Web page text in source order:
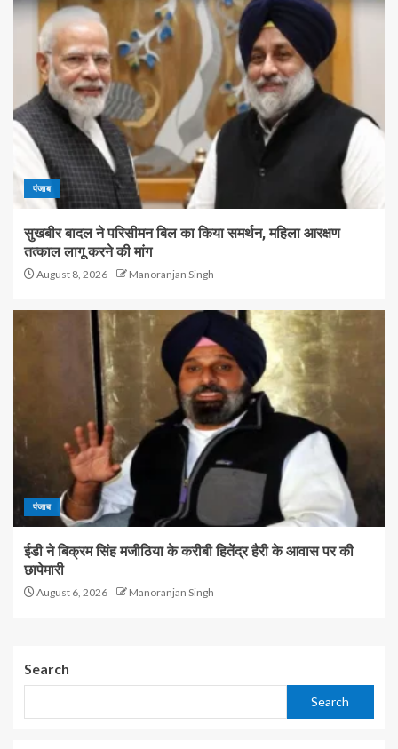
पंजाब
सुखबीर बादल ने परिसीमन बिल का किया समर्थन, महिला आरक्षण
तत्काल लागू करने की मांग
August 8, 2026 Manoranjan Singh
पंजाब
ईडी ने बिक्रम सिंह मजीठिया के करीबी हितेंद्र हैरी के आवास पर की
छापेमारी
August 6, 2026 Manoranjan Singh
Search
Search